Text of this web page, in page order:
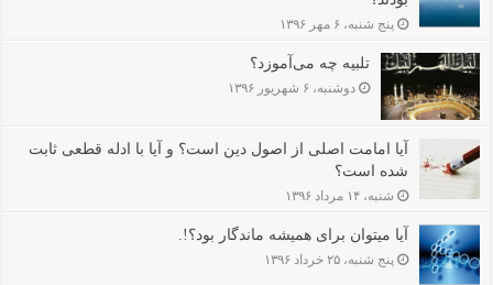
پنج شنبه، ۶ مهر ۱۳۹۶
تلبیه چه می‌آموزد؟
دوشنبه، ۶ شهریور ۱۳۹۶
آیا امامت اصلی از اصول دین است؟ و آیا با ادله قطعی ثابت
شده است؟
شنبه، ۱۴ مرداد ۱۳۹۶
آیا می‫توان برای همیشه ماندگار بود؟!.
پنج شنبه، ۲۵ خرداد ۱۳۹۶